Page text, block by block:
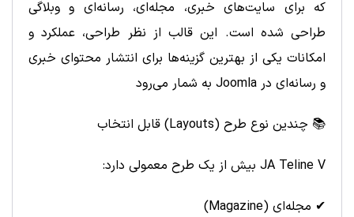
که برای سایت‌های خبری، مجله‌ای، رسانه‌ای و وبلاگی
طراحی شده است. این قالب از نظر طراحی، عملکرد و
امکانات یکی از بهترین گزینه‌ها برای انتشار محتوای خبری
و رسانه‌ای در Joomla به شمار می‌رود
📚 چندین نوع طرح (Layouts) قابل انتخاب
JA Teline V بیش از یک طرح معمولی دارد:
✔ مجله‌ای (Magazine)